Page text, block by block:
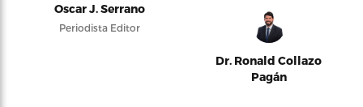
Oscar J. Serrano
Periodista Editor
Dr. Ronald Collazo
Pagán